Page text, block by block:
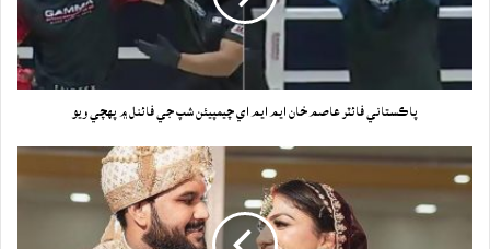
پاڪستاني فائٽر عاصم خان ايم ايم اي چيمپيئن شپ جي فائنل ۾ پهچي ويو